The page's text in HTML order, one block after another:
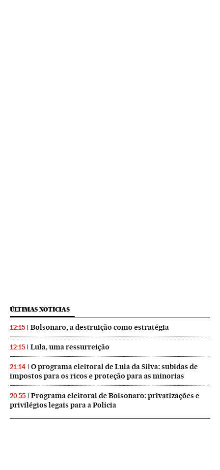
ÚLTIMAS NOTICIAS
12:15 Bolsonaro, a destruição como estratégia
12:15 Lula, uma ressurreição
21:14
O programa eleitoral de Lula da Silva: subidas de
impostos para os ricos e proteção para as minorias
20:55
Programa eleitoral de Bolsonaro: privatizações e
privilégios legais para a Polícia